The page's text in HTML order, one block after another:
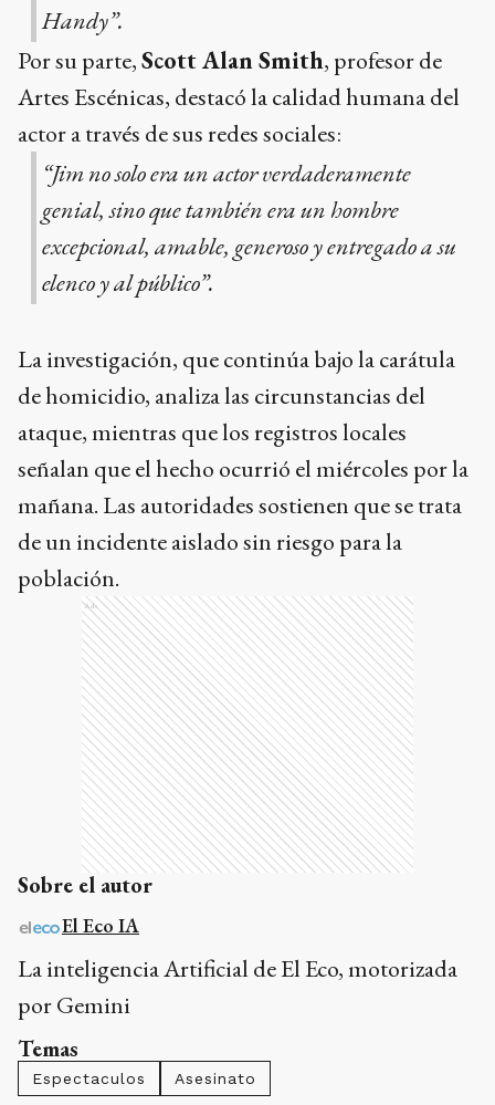
Handy”.
Por su parte,Scott Alan Smith, profesor de
Artes Escénicas, destacó la calidad humana del
actor a través de sus redes sociales:
“Jim no solo era un actor verdaderamente
genial, sino que también era un hombre
excepcional, amable, generoso y entregado a su
elenco y al público”.
La investigación, que continúa bajo la carátula
de homicidio, analiza las circunstancias del
ataque, mientras que los registros locales
señalan que el hecho ocurrió el miércoles por la
mañana. Las autoridades sostienen que se trata
de un incidente aislado sin riesgo para la
población.
Ads
Sobre el autor
El Eco IA
La inteligencia Artificial de El Eco, motorizada
por Gemini
Temas
Espectaculos Asesinato